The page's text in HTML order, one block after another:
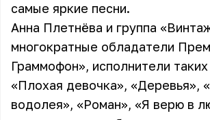
самые яркие песни.
Анна Плетнёва и группа
многократные обладатели
Граммофон», исполнители
«Плохая девочка», «Деревья»,
водолея», «Роман», «Я верю в